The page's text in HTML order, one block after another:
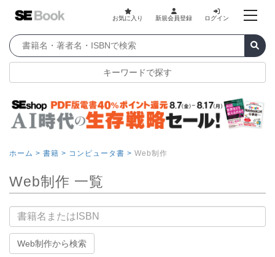
お気に入り 新規会員登録 ログイン
キーワードで探す
ホーム > 書籍 > コンピュータ書 > Web制作
Web制作 一覧
書籍名
Web制作から検索